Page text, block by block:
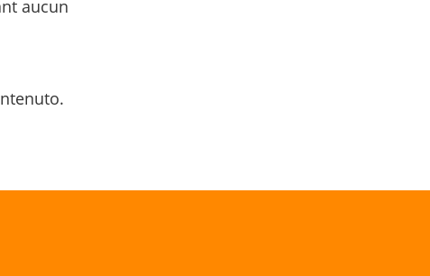
aucun